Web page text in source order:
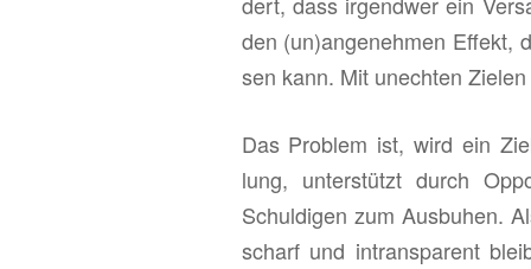
den (un)an­ge­neh­men Ef­fekt,
sen kann. Mit un­ech­ten
Das Pro­blem ist, wird ein
lung, un­ter­stützt durch
Schul­di­gen zum Aus­bu­hen.
scharf und in­trans­pa­rent